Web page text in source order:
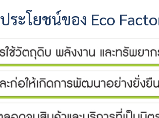
ประโยชน์ของ Eco